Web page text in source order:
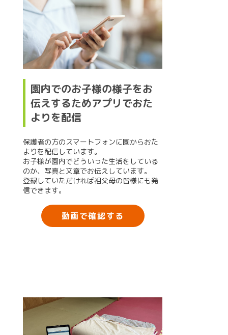
園内でのお子様の様子をお
伝えするためアプリでおた
よりを配信
保護者の方のスマートフォンに園からおた
よりを配信しています。
お子様が園内でどういった生活をしている
のか、写真と文章でお伝えしています。
登録していただければ祖父母の皆様にも発
信できます。
動画で確認する